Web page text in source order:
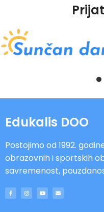
Edukalis DOO
Postojimo od 1992.
obrazovnih i sportskih
savremenost,